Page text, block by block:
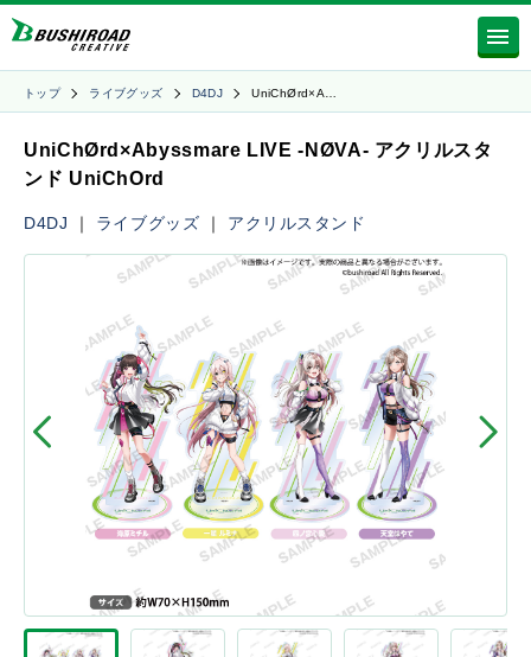
トップ ライブグッズ D4DJ UniChØrd×A…
UniChØrd×Abyssmare LIVE -NØVA- アクリルスタ
ンド UniChOrd
D4DJ ｜ ライブグッズ ｜ アクリルスタンド